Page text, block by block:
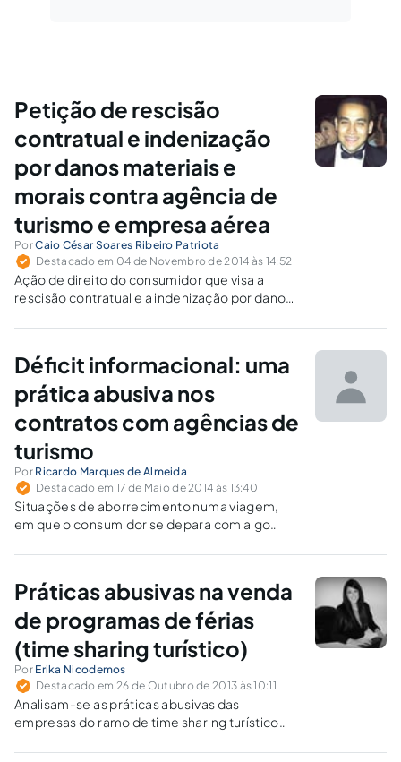
Petição de rescisão
contratual e indenização
por danos materiais e
morais contra agência de
turismo e empresa aérea
PorCaio César Soares Ribeiro Patriota
Destacado em 04 de Novembro de 2014 às 14:52
Ação de direito do consumidor que visa a
rescisão contratual e a indenização por danos
Turismo e a Empresa Aérea.
Déficit informacional: uma
prática abusiva nos
contratos com agências de
turismo
Por Ricardo Marques de Almeida
Destacado em 17 de Maio de 2014 às 13:40
Situações de aborrecimento numa viagem,
em que o consumidor se depara com algo
conta a oferta, preço pago e sua boa-fé, é
privada e implica um ilícito contratual diante da
teoria do vício do serviço estampada no art. 20
do CDC.
Práticas abusivas na venda
de programas de férias
(time sharing turístico)
Por Erika Nicodemos
Destacado em 26 de Outubro de 2013 às 10:11
Analisam-se as práticas abusivas das
empresas do ramo de time sharing turístico
férias). As táticas incisivas de venda não